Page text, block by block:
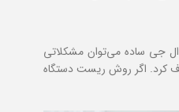
جی ساده می‌توان مشکلاتی
کرد. اگر روش ریست دستگاه